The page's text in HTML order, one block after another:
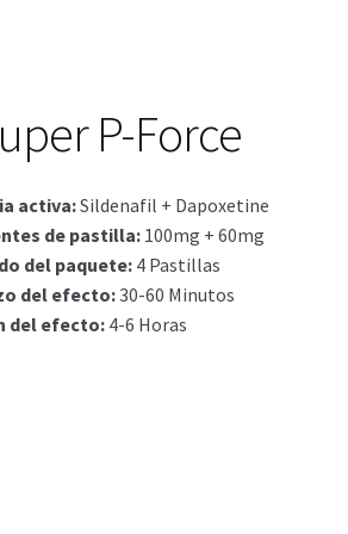
P-Force
activa:Sildenafil + Dapoxetine
de pastilla: 100mg + 60mg
del paquete: 4 Pastillas
del efecto:30-60 Minutos
del efecto: 4-6 Horas